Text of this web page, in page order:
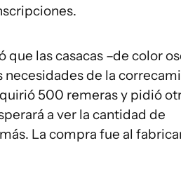
las casacas –de color
necesidades de la
500 remeras y pidió
a ver la cantidad de
La compra fue al